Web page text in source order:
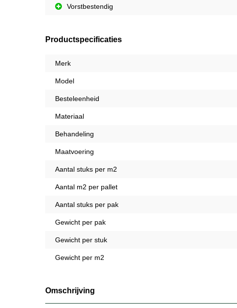
Vorstbestendig
Productspecificaties
Merk
Model
Besteleenheid
Materiaal
Behandeling
Maatvoering
Aantal stuks per m2
Aantal m2 per pallet
Aantal stuks per pak
Gewicht per pak
Gewicht per stuk
Gewicht per m2
Omschrijving